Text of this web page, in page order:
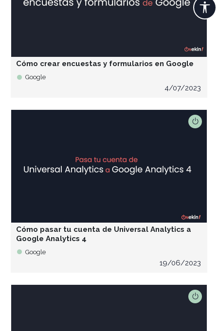
Cómo crear encuestas y formularios en Google
Google
4/07/2023
Cómo pasar tu cuenta de Universal Analytics a
Google Analytics 4
Google
19/06/2023